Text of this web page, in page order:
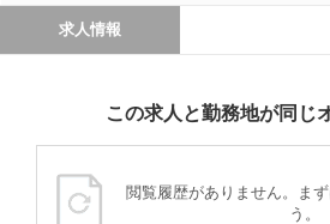
求人情報
この求人と勤務地が同じ
閲覧履歴がありません。ま
う。